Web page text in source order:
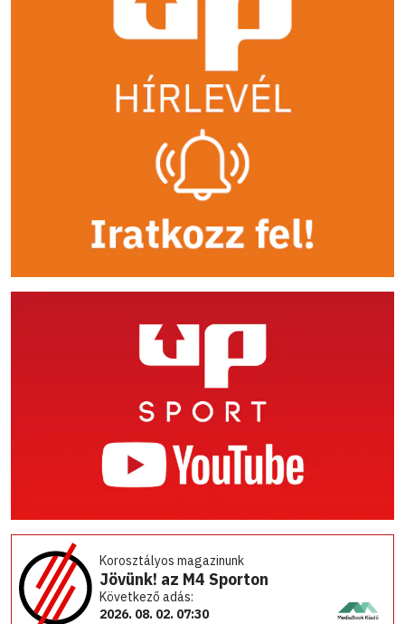
Korosztályos magazinunk
Jövünk! az M4 Sporton
Következő adás:
2026. 08. 02. 07:30